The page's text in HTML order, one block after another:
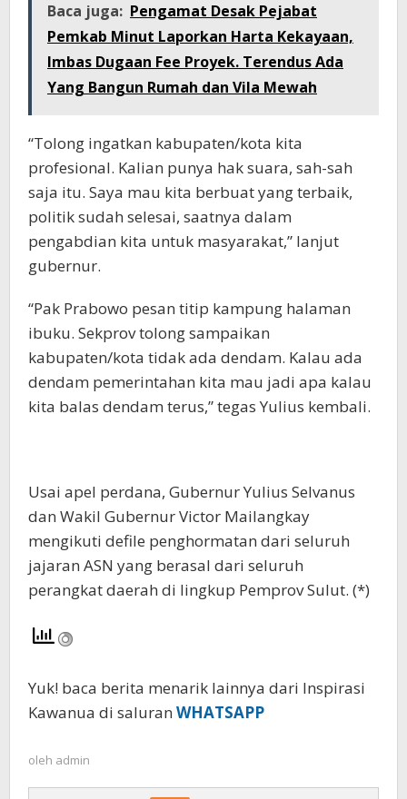
Baca juga: Pengamat Desak Pejabat
Pemkab Minut Laporkan Harta Kekayaan,
Imbas Dugaan Fee Proyek. Terendus Ada
Yang Bangun Rumah dan Vila Mewah
“Tolong ingatkan kabupaten/kota kita
profesional. Kalian punya hak suara, sah-sah
saja itu. Saya mau kita berbuat yang terbaik,
politik sudah selesai, saatnya dalam
pengabdian kita untuk masyarakat,” lanjut
gubernur.
“Pak Prabowo pesan titip kampung halaman
ibuku. Sekprov tolong sampaikan
kabupaten/kota tidak ada dendam. Kalau ada
dendam pemerintahan kita mau jadi apa kalau
kita balas dendam terus,” tegas Yulius kembali.
Usai apel perdana, Gubernur Yulius Selvanus
dan Wakil Gubernur Victor Mailangkay
mengikuti defile penghormatan dari seluruh
jajaran ASN yang berasal dari seluruh
perangkat daerah di lingkup Pemprov Sulut. (*)
Yuk! baca berita menarik lainnya dari Inspirasi
Kawanua di saluran WHATSAPP
oleh admin